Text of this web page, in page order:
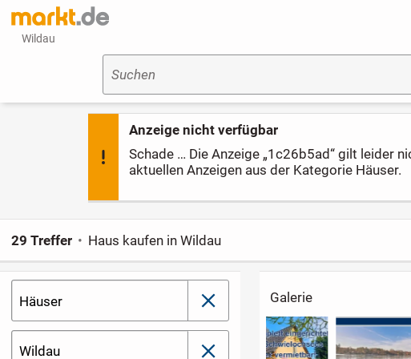
Wildau
Anzeige nicht verfügbar
Schade … Die Anzeige „1c26b5ad“ gilt leider
aktuellen Anzeigen aus der Kategorie Häuser.
Suchen
Häuser schließen
Wildau
29 Treffer Haus kaufen in Wildau
Galerie